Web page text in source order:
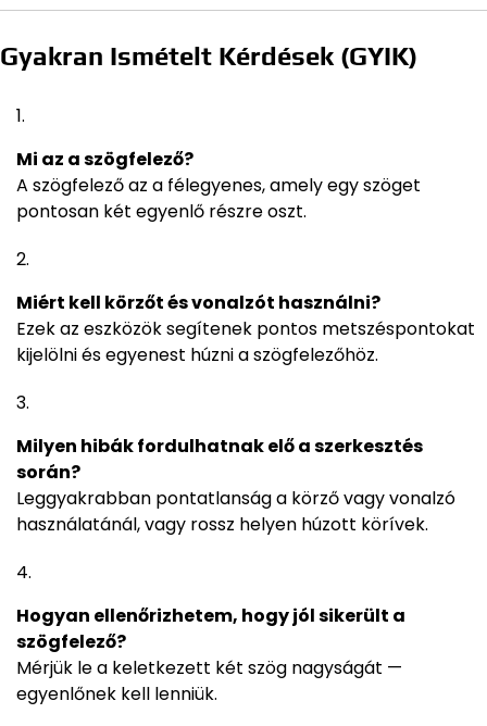
Gyakran Ismételt Kérdések (GYIK)
Mi az a szögfelező?
A szögfelező az a félegyenes, amely egy szöget
pontosan két egyenlő részre oszt.
Miért kell körzőt és vonalzót használni?
Ezek az eszközök segítenek pontos metszéspontokat
kijelölni és egyenest húzni a szögfelezőhöz.
Milyen hibák fordulhatnak elő a szerkesztés
során?
Leggyakrabban pontatlanság a körző vagy vonalzó
használatánál, vagy rossz helyen húzott körívek.
Hogyan ellenőrizhetem, hogy jól sikerült a
szögfelező?
Mérjük le a keletkezett két szög nagyságát —
egyenlőnek kell lenniük.